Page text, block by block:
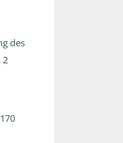
des
2